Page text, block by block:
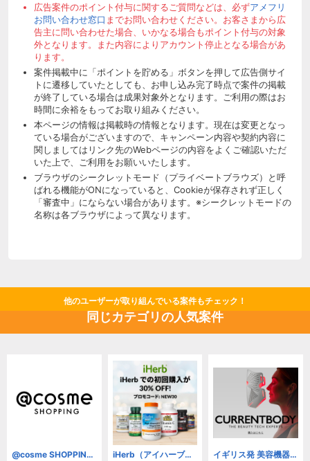
広告案件のポイント付与に関するご質問などは、必ずアメフリ
お問い合わせ窓口 までお問い合わせください。お客さまから広
告主に問い合わせた場合、いかなる場合もポイント付与の対象
外となります。また内容によりアカウント停止となる場合があ
ります。
案件掲載中に「ポイントを貯める」ボタンを押して広告側サイ
トに遷移していたとしても、お申し込み完了時点で案件の掲載
が終了している場合は成果対象外となります。ご利用の際はお
時間に余裕をもってお取り組みください。
本ページの情報は掲載時の情報となります。現在は変更となっ
ている場合がございますので、キャンペーン内容や契約内容に
関しましてはリンク先のWebページの内容をよくご確認いただ
いた上で、ご利用をお願いいたします。
ブラウザのシークレットモード（プライベートブラウズ）と呼
ばれる機能がONになっていると、Cookieが保存されず正しく
「審査中」にならない場合があります。※シークレットモードの
名称は各ブラウザによって異なります。
他のユーザーが取り組んでいる案件もチェック！
同じカテゴリの人気案件
@cosme SHOPPING（アットコスメショッピング） コスメ・コム iHerb（アイハーブ）【新規・2回目以降リピートOK!】 イギリス発 美容機器のスペシャリスト CurrentBody | カレントボディ